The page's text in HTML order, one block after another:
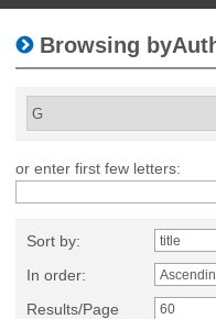
Browsing
or enter first few letters:
Sort by:
In order:
Results/Page